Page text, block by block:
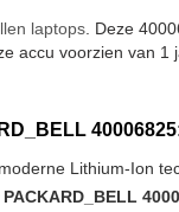
laptops. Deze
accu voorzien van
Lithium-Ion